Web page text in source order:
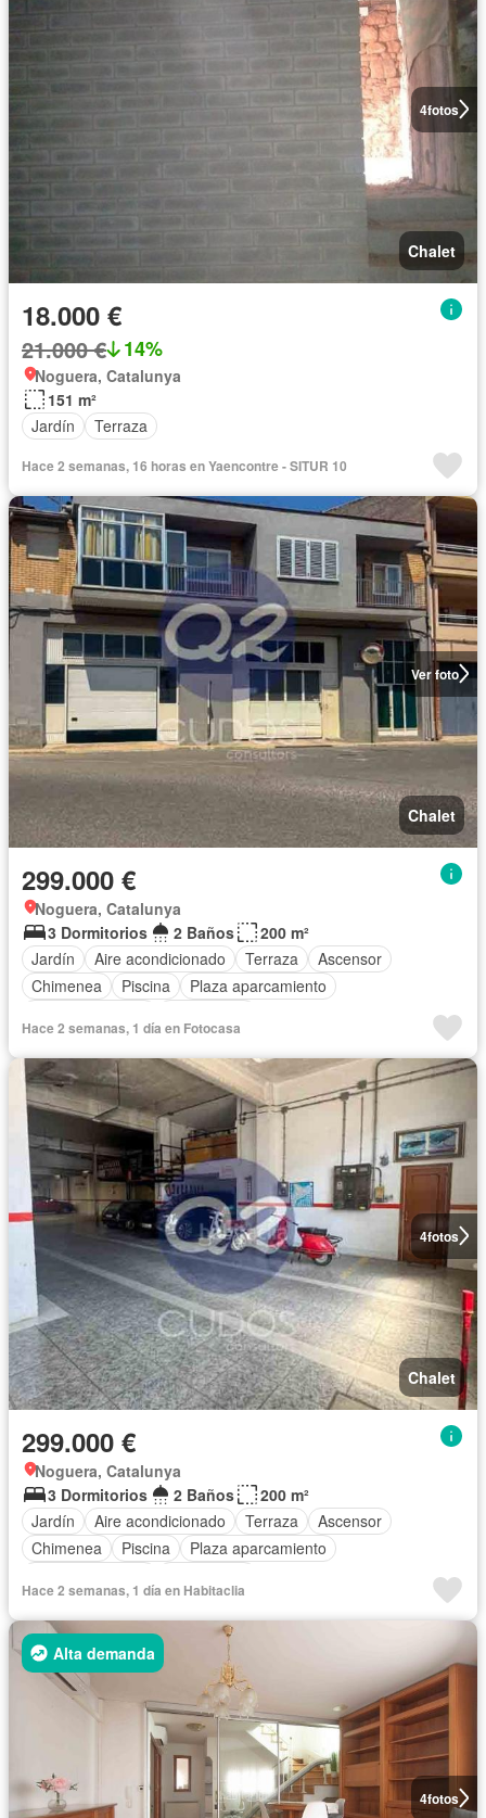
4fotos
Chalet
18.000 €
21.000 € 14%
Noguera, Catalunya
151 m²
Jardín
Terraza
Hace 2 semanas, 16 horas en Yaencontre - SITUR 10
Ver foto
Chalet
299.000 €
Noguera, Catalunya
3 Dormitorios
2 Baños
200 m²
Jardín
Aire acondicionado Terraza
Ascensor
Chimenea
Piscina
Plaza aparcamiento
Hace 2 semanas, 1 día en Fotocasa
4fotos
Chalet
299.000 €
Noguera, Catalunya
3 Dormitorios
2 Baños
200 m²
Jardín
Aire acondicionado Terraza
Ascensor
Chimenea
Piscina
Plaza aparcamiento
Hace 2 semanas, 1 día en Habitaclia
4fotos
Alta demanda